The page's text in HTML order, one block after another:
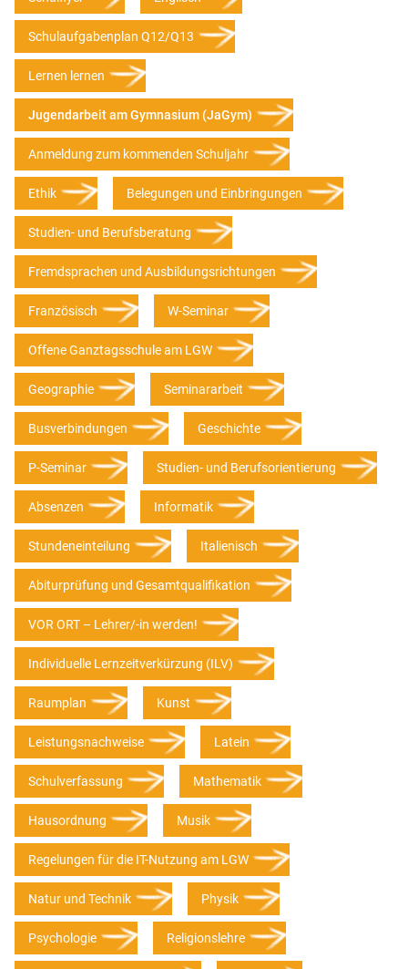
Schulaufgabenplan Q12/Q13
Lernen lernen
Jugendarbeit am Gymnasium (JaGym)
Anmeldung zum kommenden Schuljahr
Ethik Belegungen und Einbringungen
Studien- und Berufsberatung
Fremdsprachen und Ausbildungsrichtungen
Französisch W-Seminar
Offene Ganztagsschule am LGW
Geographie Seminararbeit
Busverbindungen Geschichte
P-Seminar Studien- und Berufsorientierung
Absenzen Informatik
Stundeneinteilung Italienisch
Abiturprüfung und Gesamtqualifikation
VOR ORT – Lehrer/-in werden!
Individuelle Lernzeitverkürzung (ILV)
Raumplan Kunst
Leistungsnachweise Latein
Schulverfassung Mathematik
Hausordnung Musik
Regelungen für die IT-Nutzung am LGW
Natur und Technik Physik
Psychologie Religionslehre